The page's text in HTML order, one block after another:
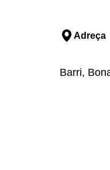
Adreça
Barri,